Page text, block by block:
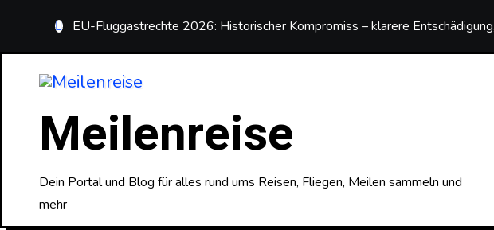
springen
EU-Fluggastrechte 2026: Historischer Kompromiss – klarere
Meilenreise
Dein Portal und Blog für alles rund ums Reisen, Fliegen, Meilen sammeln und
mehr